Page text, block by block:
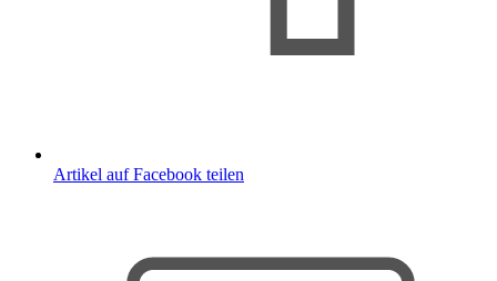
Artikel auf Facebook teilen